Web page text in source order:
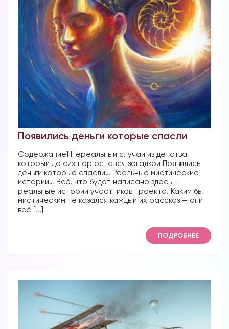
Появились деньги которые спасли
Содержание1 Нереальный случай из детства,
который до сих пор остался загадкой Появились
деньги которые спасли… Реальные мистические
истории… Всё, что будет написано здесь —
реальные истории участников проекта. Каким бы
мистическим не казался каждый их рассказ — они
всё [...]
ПОДРОБНЕЕ